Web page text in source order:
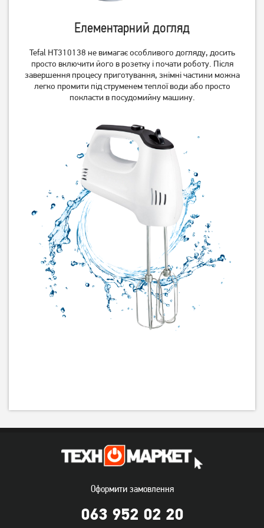
Елементарний догляд
Tefal HT310138 не вимагає особливого догляду, досить
просто включити його в розетку і почати роботу. Після
завершення процесу приготування, знімні частини можна
легко промити під струменем теплої води або просто
покласти в посудомийну машину.
Оформити замовлення
063 952 02 20